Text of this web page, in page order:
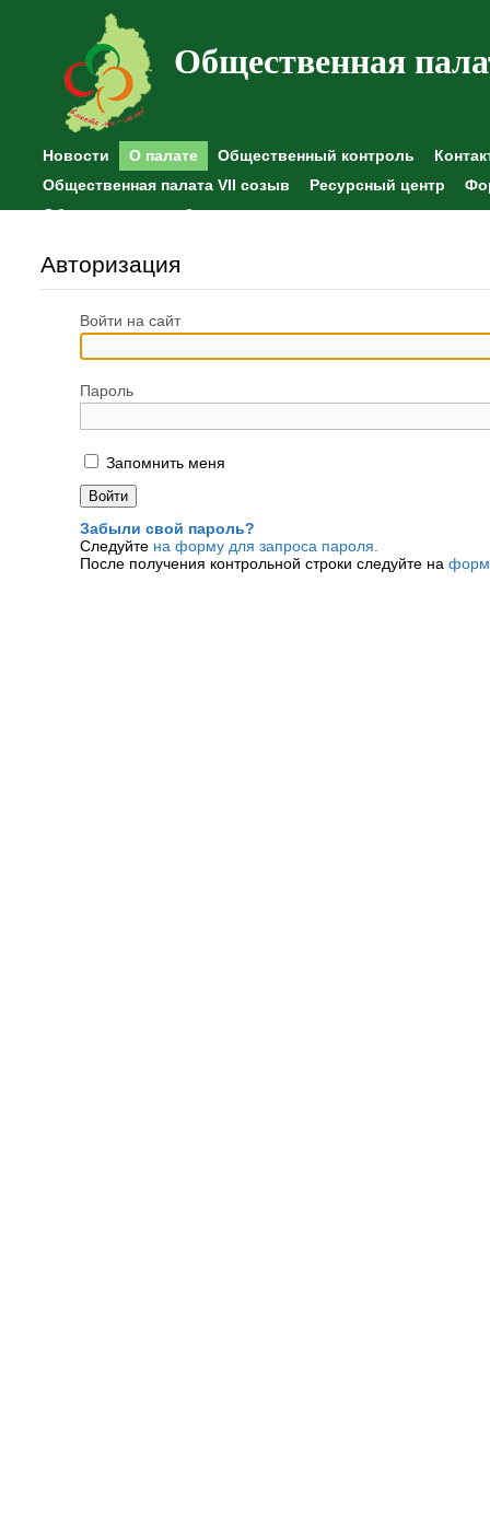
Общественная
Новости О палате Общественный контроль
Общественная палата VII созыв
Ресурсный центр
Общественные наблюдения
Авторизация
Войти на сайт
Пароль
Запомнить меня
Забыли свой пароль?
Следуйте на форму для запроса пароля.
После получения контрольной строки следуйте на